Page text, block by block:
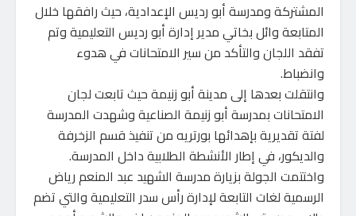
المشتركة ومدرسة أبو رديس الإعدادية، حيث رافقها خلال
المتابعة وائل بخاتي مدير إدارة أبو رديس التعليمية وتم
تفقد اللجان والتأكد من سير الامتحانات في هدوء
وانضباط.
وانتقلت بعدها إلى مدينة أبو زنيمة حيث تابعت لجان
الامتحانات بمدرسة أبو زنيمة الصناعية وشهدت المدرسة
لفتة تقديرية بإهدائها بورتريه من تنفيذ قسم الزخرفة
والديكور، في إطار الأنشطة الطلابية داخل المدرسة.
واختتمت الجولة بزيارة مدرسة الشهيد عبد المنعم رياض
الرسمية لغات التابعة لإدارة رأس سدر التعليمية والتي تضم